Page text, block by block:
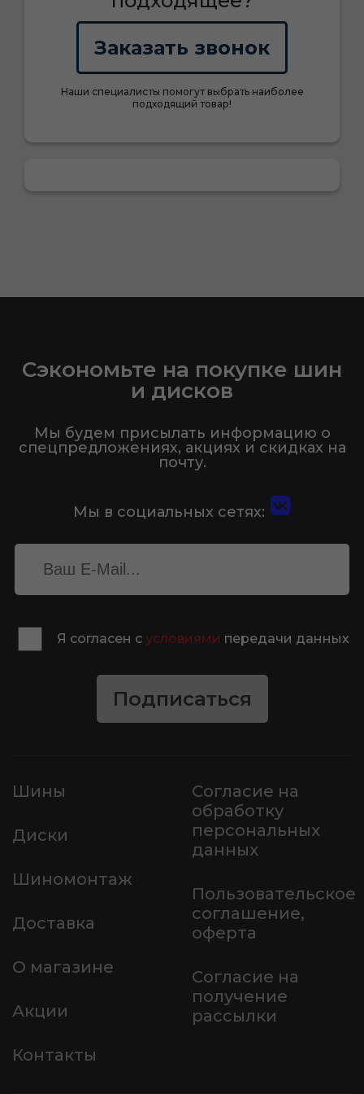
Заказать звонок
Наши специалисты помогут выбрать наиболее
подходящий товар!
Сэкономьте на покупке шин
и дисков
Мы будем присылать информацию о
спецпредложениях, акциях и скидках на
почту.
Мы в социальных сетях:
Я согласен с условиями передачи данных
Подписаться
Шины
Диски
Шиномонтаж
Доставка
О магазине
Акции
Контакты
Согласие на
обработку
персональных
данных
Пользовательское
соглашение,
оферта
Согласие на
получение
рассылки